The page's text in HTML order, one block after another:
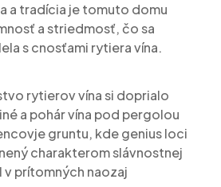
a tradícia je tomuto domu
a striedmosť, čo sa
s cnosťami rytiera vína.
rytierov vína si doprialo
a pohár vína pod pergolou
gruntu, kde genius loci
charakterom slávnostnej
prítomných naozaj